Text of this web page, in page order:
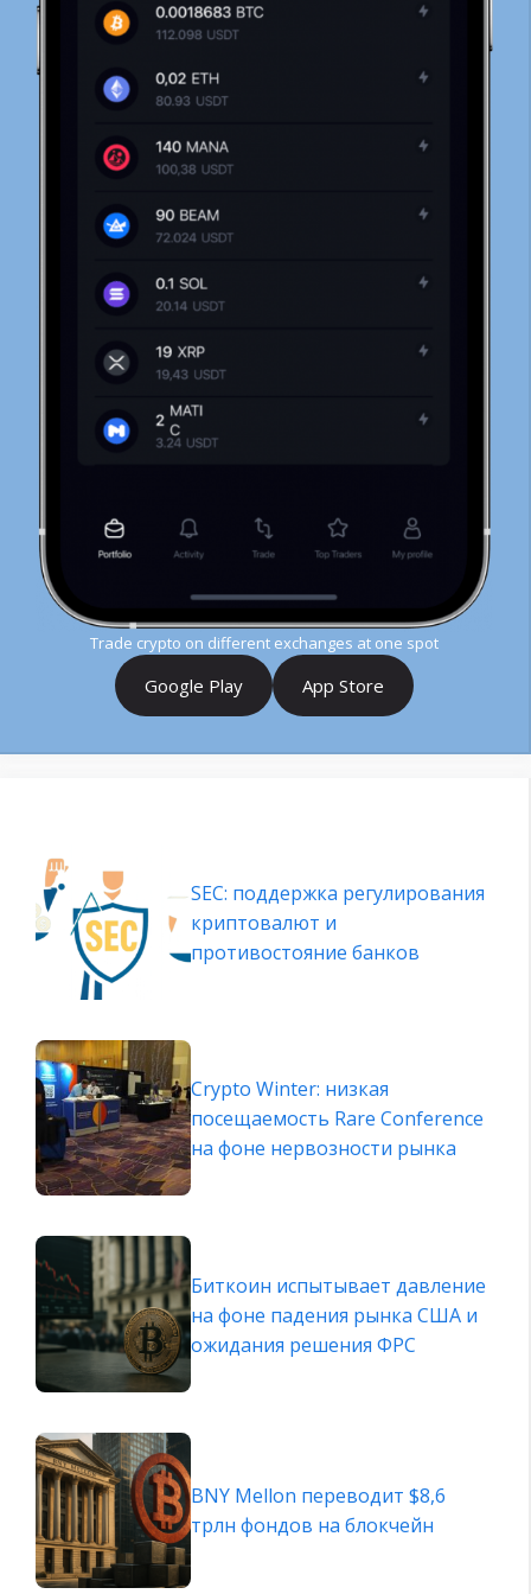
Trade crypto on different exchanges at one spot
Google Play App Store
SEC: поддержка регулирования
криптовалют и
противостояние банков
Crypto Winter: низкая
посещаемость Rare Conference
на фоне нервозности рынка
Биткоин испытывает давление
на фоне падения рынка США и
ожидания решения ФРС
BNY Mellon переводит $8,6
трлн фондов на блокчейн